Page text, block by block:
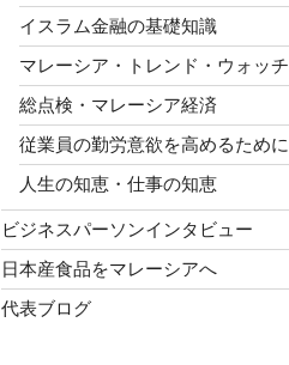
イスラム金融の基礎知識
マレーシア・トレンド・ウォッチ
総点検・マレーシア経済
従業員の勤労意欲を高めるために
人生の知恵・仕事の知恵
ビジネスパーソンインタビュー
日本産食品をマレーシアへ
代表ブログ